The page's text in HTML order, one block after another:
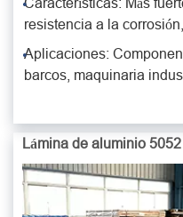
Características: Más
resistencia a la
Aplicaciones:
barcos, maquinaria
Lámina de aluminio